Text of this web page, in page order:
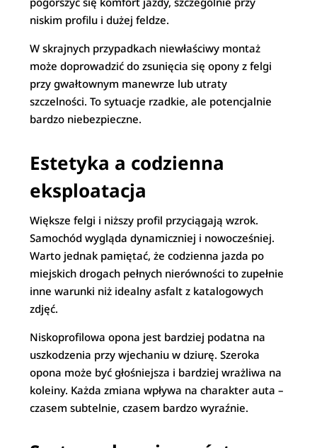
niskim profilu i dużej feldze.
W skrajnych przypadkach niewłaściwy montaż
może doprowadzić do zsunięcia się opony z felgi
przy gwałtownym manewrze lub utraty
szczelności. To sytuacje rzadkie, ale potencjalnie
bardzo niebezpieczne.
Estetyka a codzienna
eksploatacja
Większe felgi i niższy profil przyciągają wzrok.
Samochód wygląda dynamiczniej i nowocześniej.
Warto jednak pamiętać, że codzienna jazda po
miejskich drogach pełnych nierówności to zupełnie
inne warunki niż idealny asfalt z katalogowych
zdjęć.
Niskoprofilowa opona jest bardziej podatna na
uszkodzenia przy wjechaniu w dziurę. Szeroka
opona może być głośniejsza i bardziej wrażliwa na
koleiny. Każda zmiana wpływa na charakter auta –
czasem subtelnie, czasem bardzo wyraźnie.